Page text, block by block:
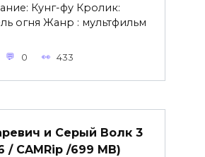
Кунг-фу Кролик:
огня Жанр : мультфильм
0 433
и Серый Волк 3
/ CAMRip /699 MB)